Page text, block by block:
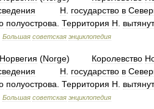
Н государство в
полуострова Территория Н
Большая советская энциклопедия
Норвегия (Norge) Королевство
Н государство в
полуострова Территория Н
Большая советская энциклопедия